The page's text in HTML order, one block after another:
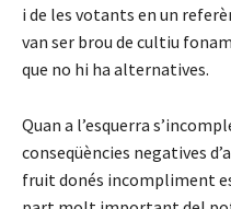
i de les votants en un
van ser brou de cultiu
que no hi ha alternatives.
Quan a l’esquerra
conseqüències negatives
fruit donés incompliment